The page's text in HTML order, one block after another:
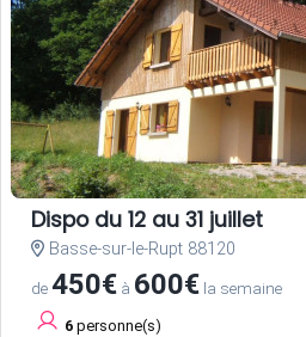
Dispo du 12 au 31 juillet
Basse-sur-le-Rupt 88120
de450€ à 600€ la semaine
6 personne(s)